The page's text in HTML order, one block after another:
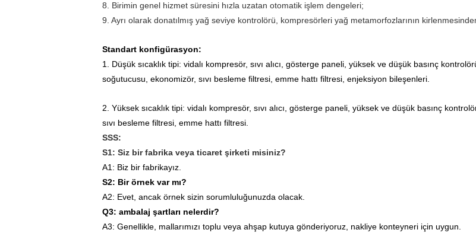
8. Birimin genel hizmet süresini hızla uzatan otomatik işlem dengeleri;
9. Ayrı olarak donatılmış yağ seviye kontrolörü, kompresörleri yağ metamorfozlarının
Standart konfigürasyon:
1. Düşük sıcaklık tipi: vidalı kompresör, sıvı alıcı, gösterge paneli, yüksek ve düşük basınç
soğutucusu, ekonomizör, sıvı besleme filtresi, emme hattı filtresi, enjeksiyon bileşenleri.
2. Yüksek sıcaklık tipi: vidalı kompresör, sıvı alıcı, gösterge paneli, yüksek ve düşük basınç
sıvı besleme filtresi, emme hattı filtresi.
SSS:
S1: Siz bir fabrika veya ticaret şirketi misiniz?
A1: Biz bir fabrikayız.
S2: Bir örnek var mı?
A2: Evet, ancak örnek sizin sorumluluğunuzda olacak.
Q3: ambalaj şartları nelerdir?
A3: Genellikle, mallarımızı toplu veya ahşap kutuya gönderiyoruz, nakliye konteyneri için uygun.